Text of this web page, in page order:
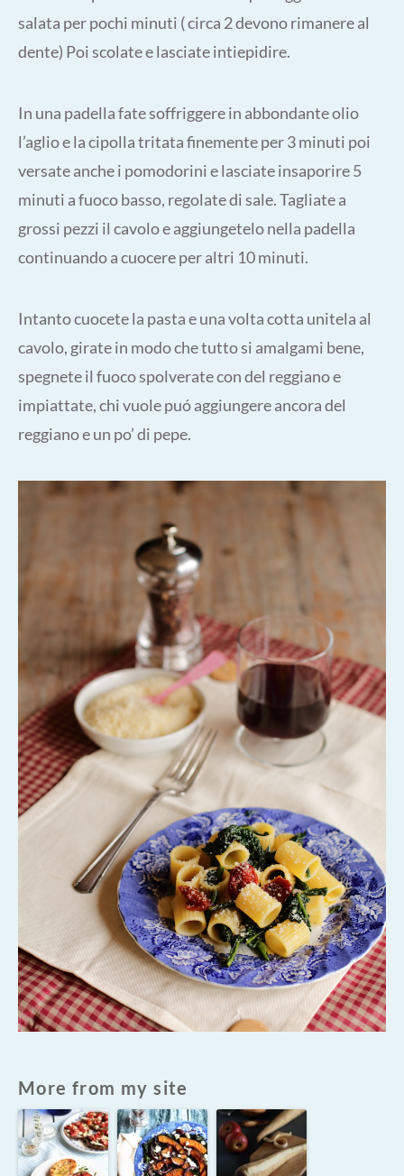
salata per pochi minuti ( circa 2 devono rimanere al
dente) Poi scolate e lasciate intiepidire.
In una padella fate soffriggere in abbondante olio
l’aglio e la cipolla tritata finemente per 3 minuti poi
versate anche i pomodorini e lasciate insaporire 5
minuti a fuoco basso, regolate di sale. Tagliate a
grossi pezzi il cavolo e aggiungetelo nella padella
continuando a cuocere per altri 10 minuti.
Intanto cuocete la pasta e una volta cotta unitela al
cavolo, girate in modo che tutto si amalgami bene,
spegnete il fuoco spolverate con del reggiano e
impiattate, chi vuole puó aggiungere ancora del
reggiano e un po’ di pepe.
More from my site